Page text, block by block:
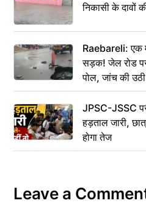
निकासी के दावों
Raebareli: एक
सड़क! जेल रोड पर
पोल, जांच की उठी
JPSC-JSSC
हड़ताल जारी,
होगा तेज
Leave a